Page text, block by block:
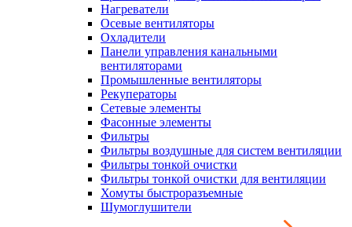
Нагреватели
Осевые вентиляторы
Охладители
Панели управления канальными
вентиляторами
Промышленные вентиляторы
Рекуператоры
Сетевые элементы
Фасонные элементы
Фильтры
Фильтры воздушные для систем вентиляции
Фильтры тонкой очистки
Фильтры тонкой очистки для вентиляции
Хомуты быстроразъемные
Шумоглушители